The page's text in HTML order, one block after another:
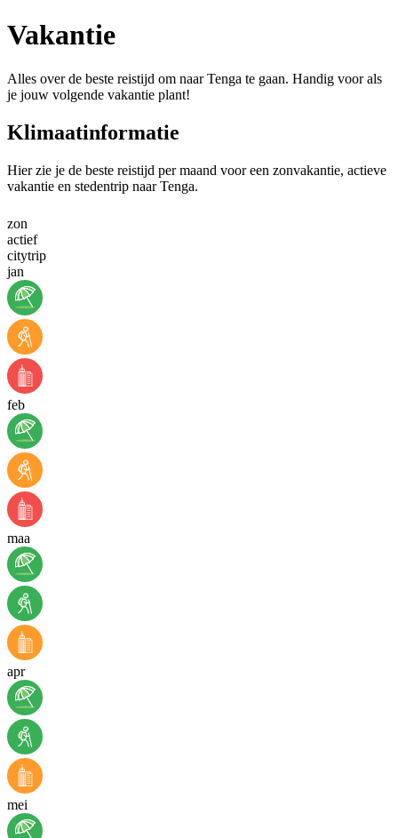
Vakantie
Alles over de beste reistijd om naar Tenga te gaan. Handig voor als
je jouw volgende vakantie plant!
Klimaatinformatie
Hier zie je de beste reistijd per maand voor een zonvakantie, actieve
vakantie en stedentrip naar Tenga.
zon
actief
citytrip
jan
feb
maa
apr
mei